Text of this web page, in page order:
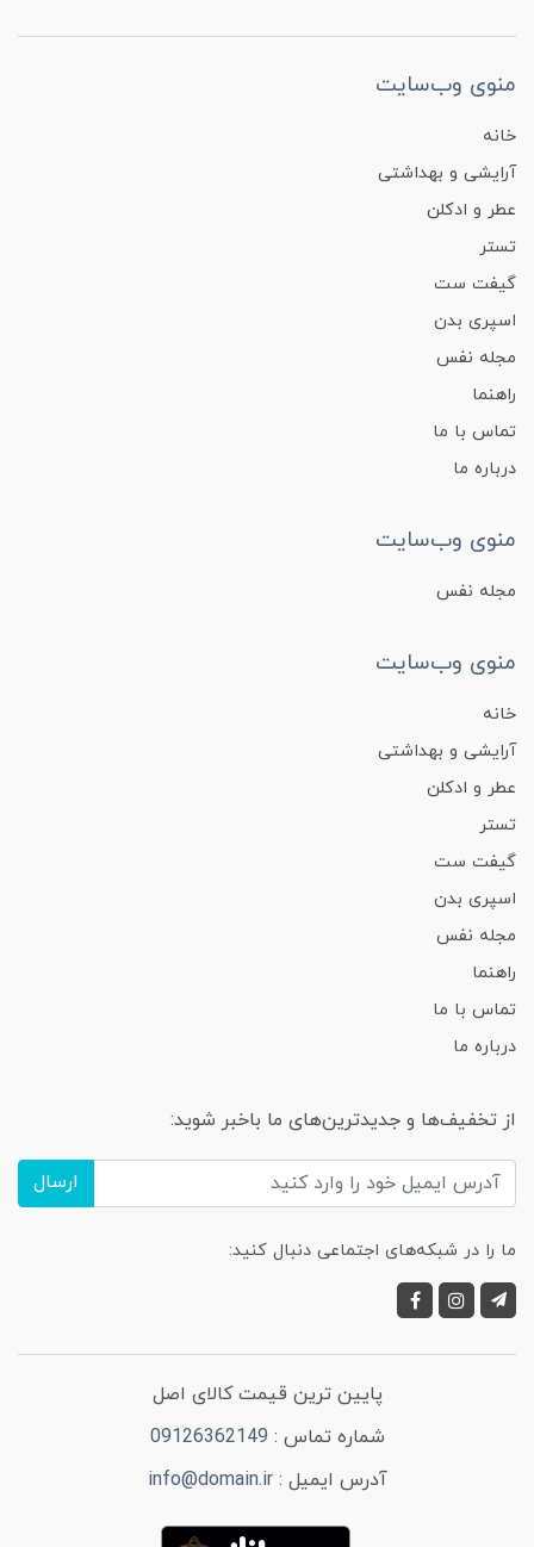
منوی وب‌سایت
خانه
آرایشی و بهداشتی
عطر و ادکلن
تستر
گیفت ست
اسپری بدن
مجله نفس
راهنما
تماس با ما
درباره ما
منوی وب‌سایت
مجله نفس
منوی وب‌سایت
خانه
آرایشی و بهداشتی
عطر و ادکلن
تستر
گیفت ست
اسپری بدن
مجله نفس
راهنما
تماس با ما
درباره ما
از تخفیف‌ها و جدیدترین‌های ما باخبر شوید:
ارسال
ما را در شبکه‌های اجتماعی دنبال کنید:
پایین ترین قیمت کالای اصل
شماره تماس : 09126362149
آدرس ایمیل :info@domain.ir